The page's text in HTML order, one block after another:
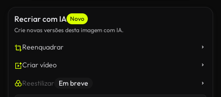
Recriar com IA Novo
Crie novas versões desta imagem com IA.
Reenquadrar
Criar vídeo
Reestilizar Em breve